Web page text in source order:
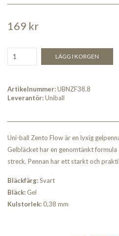
169 kr
LÄGG I KORGEN
Artikelnummer:UBNZF38.8
Leverantör:Uniball
Uni-ball Zento Flow är en lyxig
Gelbläcket har en genomtänkt
streck. Pennan har ett starkt och
Bläckfärg:Svart
Bläck: Gel
Kulstorlek:0,38 mm